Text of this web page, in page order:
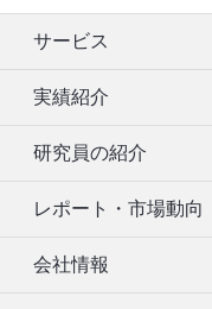
サービス
実績紹介
研究員の紹介
レポート・市場動向
会社情報